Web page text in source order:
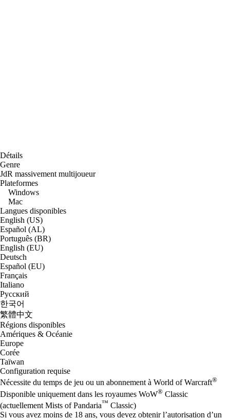
Détails
Genre
JdR massivement multijoueur
Plateformes
Windows
Mac
Langues disponibles
English (US)
Español (AL)
Português (BR)
English (EU)
Deutsch
Español (EU)
Français
Italiano
Русский
한국어
繁體中文
Régions disponibles
Amériques & Océanie
Europe
Corée
Taïwan
Configuration requise
Nécessite du temps de jeu ou un abonnement à World of Warcraft®
Disponible uniquement dans les royaumes WoW® Classic
(actuellement Mists of Pandaria™ Classic)
Si vous avez moins de 18 ans, vous devez obtenir l’autorisation d’un